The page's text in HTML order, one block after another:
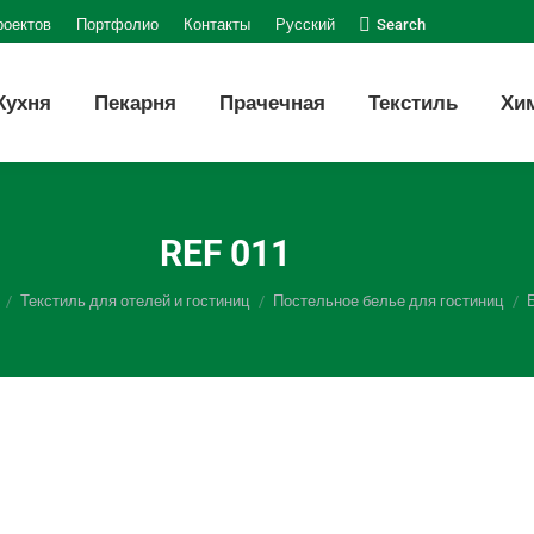
Портфолио Контакты Русский Поиск:
Search
Пекарня Прачечная Текстиль
REF 011
Текстиль для отелей и гостиниц Постельное белье для гостиниц